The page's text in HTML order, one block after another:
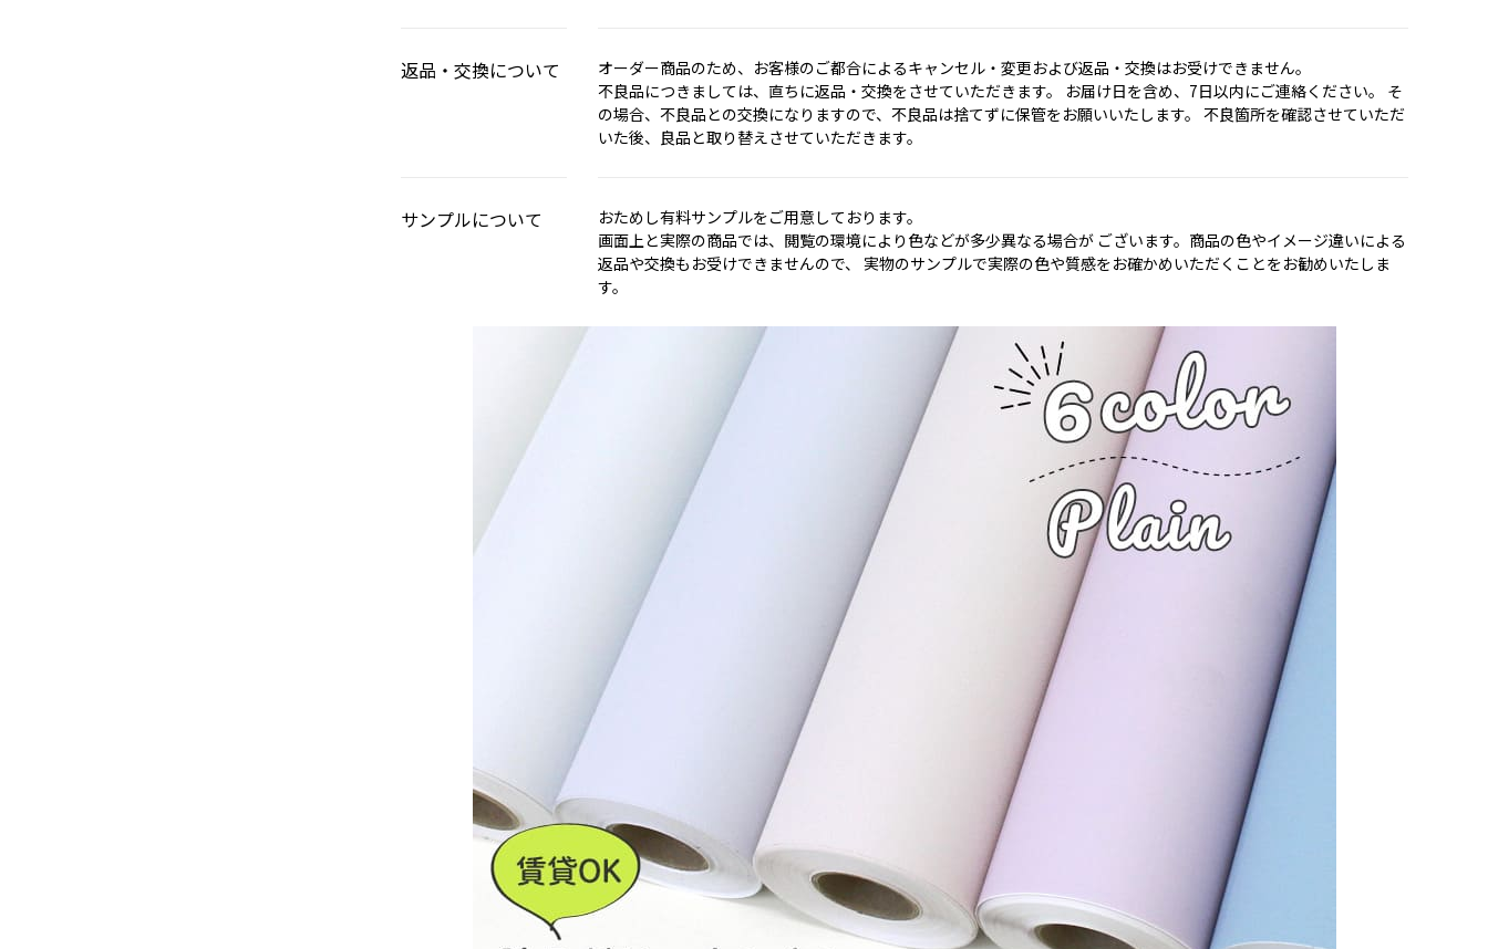
返品・交換について
オーダー商品のため、お客様のご都合によるキャンセル・変更および返品・交換はお受けできません。
不良品につきましては、直ちに返品・交換をさせていただきます。 お届け日を含め、7日以内にご連絡ください。 そ
の場合、不良品との交換になりますので、不良品は捨てずに保管をお願いいたします。 不良箇所を確認させていただ
いた後、良品と取り替えさせていただきます。
サンプルについて
おためし有料サンプルをご用意しております。
画面上と実際の商品では、閲覧の環境により色などが多少異なる場合が ございます。商品の色やイメージ違いによる
返品や交換もお受けできませんので、 実物のサンプルで実際の色や質感をお確かめいただくことをお勧めいたしま
す。